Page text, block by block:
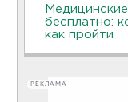
бесплатно:
как пройти
РЕКЛАМА